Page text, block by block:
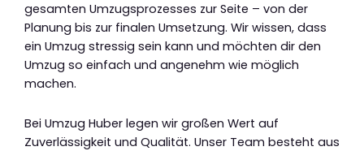
gesamten Umzugsprozesses zur Seite – von der
Planung bis zur finalen Umsetzung. Wir wissen, dass
ein Umzug stressig sein kann und möchten dir den
Umzug so einfach und angenehm wie möglich
machen.
Bei Umzug Huber legen wir großen Wert auf
Zuverlässigkeit und Qualität. Unser Team besteht aus